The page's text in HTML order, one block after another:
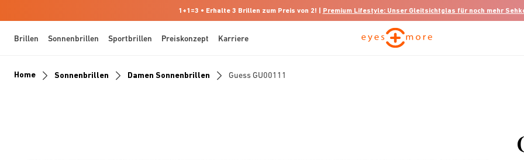
1+1=3 • Erhalte 3 Brillen zum Preis von 2! | Premium Lifestyle: Unser Gleitsichtglas für noch mehr
Brillen Sonnenbrillen Sportbrillen Preiskonzept Karriere
Home Sonnenbrillen Damen Sonnenbrillen Guess GU00111